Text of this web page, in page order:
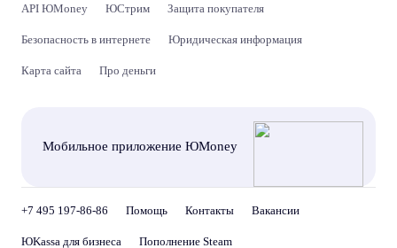
API ЮMoney ЮСтрим Защита покупателя
Безопасность в интернете Юридическая информация
Карта сайта Про деньги
Мобильное приложение ЮMoney
+7 495 197-86-86 Помощь Контакты Вакансии
ЮKassa для бизнеса Пополнение Steam